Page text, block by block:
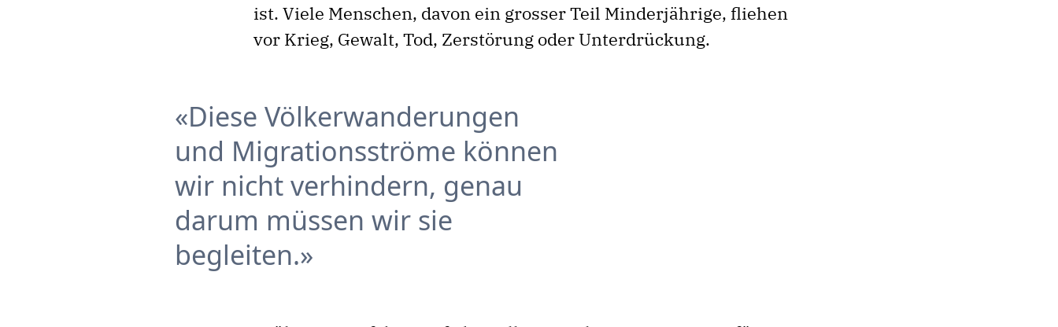
ist. Viele Menschen, davon ein grosser Teil Minderjährige, fliehen
vor Krieg, Gewalt, Tod, Zerstörung oder Unterdrückung.
Diese Völkerwanderungen
und Migrationsströme können
wir nicht verhindern, genau
darum müssen wir sie
begleiten.